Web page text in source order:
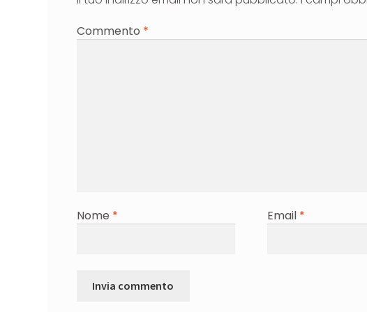
Commento *
Nome * Email *